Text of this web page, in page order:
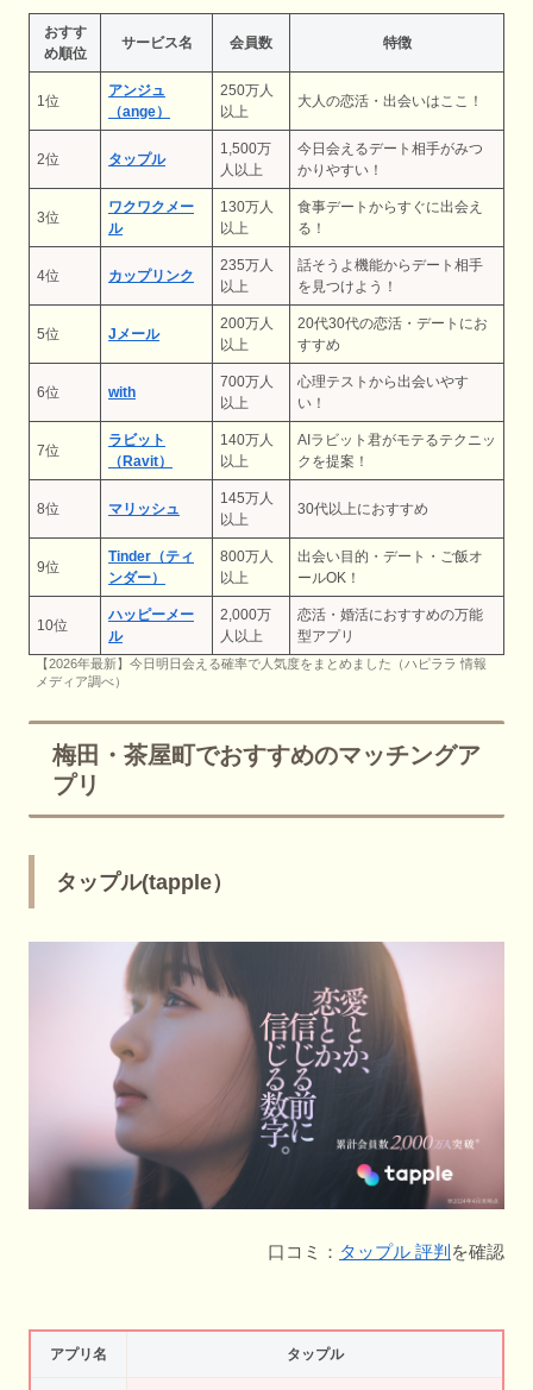
おすす
め順位
サービス名 会員数 特徴
1位
アンジュ
（ange）
250万人
以上
大人の恋活・出会いはここ！
2位 タップル
1,500万
人以上
今日会えるデート相手がみつ
かりやすい！
3位
ワクワクメー
ル
130万人
以上
食事デートからすぐに出会え
る！
4位 カップリンク
235万人
以上
話そうよ機能からデート相手
を見つけよう！
5位 Jメール
200万人
以上
20代30代の恋活・デートにお
すすめ
6位 with
700万人
以上
心理テストから出会いやす
い！
7位
ラビット
（Ravit）
140万人
以上
AIラビット君がモテるテクニッ
クを提案！
8位 マリッシュ
145万人
以上
30代以上におすすめ
9位
Tinder（ティ
ンダー）
800万人
以上
出会い目的・デート・ご飯オ
ールOK！
10位
ハッピーメー
ル
2,000万
人以上
恋活・婚活におすすめの万能
型アプリ
【2026年最新】今日明日会える確率で人気度をまとめました（ハピララ 情報
メディア調べ）
梅田・茶屋町でおすすめのマッチングア
プリ
タップル(tapple）
口コミ： タップル 評判 を確認
アプリ名 タップル